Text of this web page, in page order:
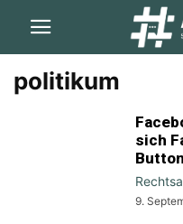
politikum
sich
9.